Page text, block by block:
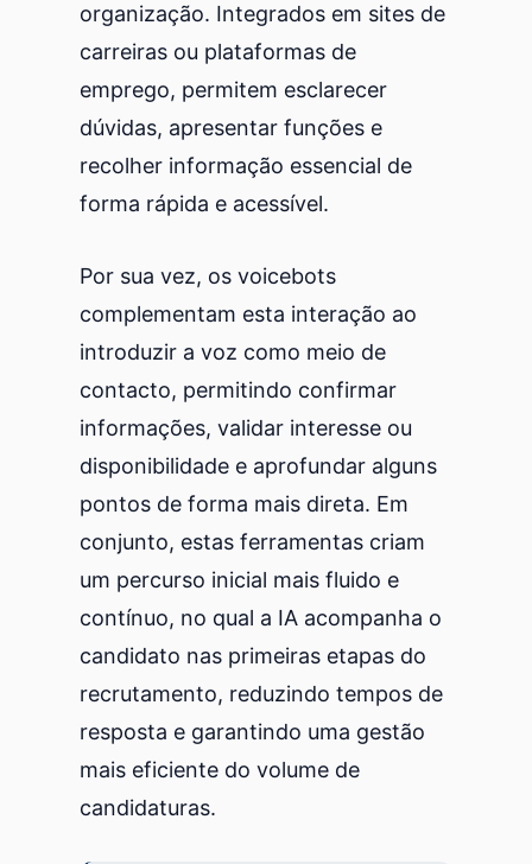
organização. Integrados em sites de
carreiras ou plataformas de
emprego, permitem esclarecer
dúvidas, apresentar funções e
recolher informação essencial de
forma rápida e acessível.
Por sua vez, os voicebots
complementam esta interação ao
introduzir a voz como meio de
contacto, permitindo confirmar
informações, validar interesse ou
disponibilidade e aprofundar alguns
pontos de forma mais direta. Em
conjunto, estas ferramentas criam
um percurso inicial mais fluido e
contínuo, no qual a IA acompanha o
candidato nas primeiras etapas do
recrutamento, reduzindo tempos de
resposta e garantindo uma gestão
mais eficiente do volume de
candidaturas.